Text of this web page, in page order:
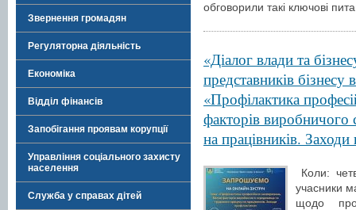
Звернення громадян
Регуляторна діяльність
Економіка
Відділ фінансів
Запобігання проявам корупції
Управління соціального захисту
населення
Служба у справах дітей
обговорили такі ключові
«Діалог влади та
представників бізнесу
«Профілактика
факторів виробничого
на працівників.
Коли:
учасники
щодо